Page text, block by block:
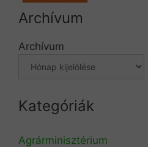
Archívum
Archívum
Kategóriák
Agrárminisztérium